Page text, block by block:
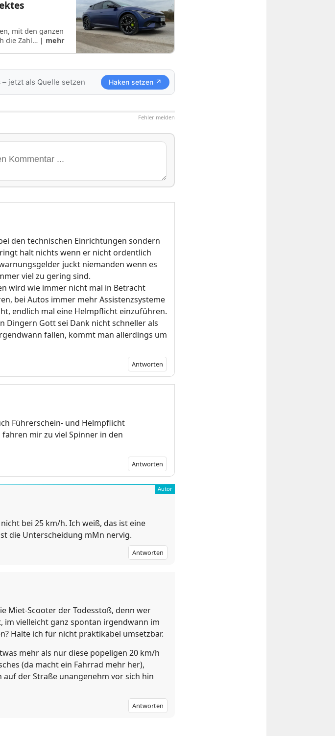
mit den ganzen
die Zahl… | mehr
– jetzt als Quelle setzen Haken setzen ↗
Fehler melden
den technischen Einrichtungen sondern
halt nichts wenn er nicht ordentlich
juckt niemanden wenn es
viel zu gering sind.
wird wie immer nicht mal in Betracht
bei Autos immer mehr Assistenzsysteme
endlich mal eine Helmpflicht einzuführen.
Dingern Gott sei Dank nicht schneller als
fallen, kommt man allerdings um
Antworten
Führerschein- und Helmpflicht
mir zu viel Spinner in den
Antworten
bei 25 km/h. Ich weiß, das ist eine
die Unterscheidung mMn nervig.
Antworten
Miet-Scooter der Todesstoß, denn wer
vielleicht ganz spontan irgendwann im
Halte ich für nicht praktikabel umsetzbar.
mehr als nur diese popeligen 20 km/h
(da macht ein Fahrrad mehr her),
der Straße unangenehm vor sich hin
Antworten